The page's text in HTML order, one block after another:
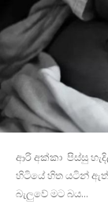
ආරි අක්කා පිස්සු
හිටියේ හිත යටින්
බැලුවේ මට බය...